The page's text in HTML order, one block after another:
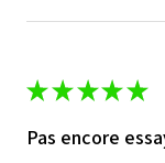
★★ ★★★
Pas encore